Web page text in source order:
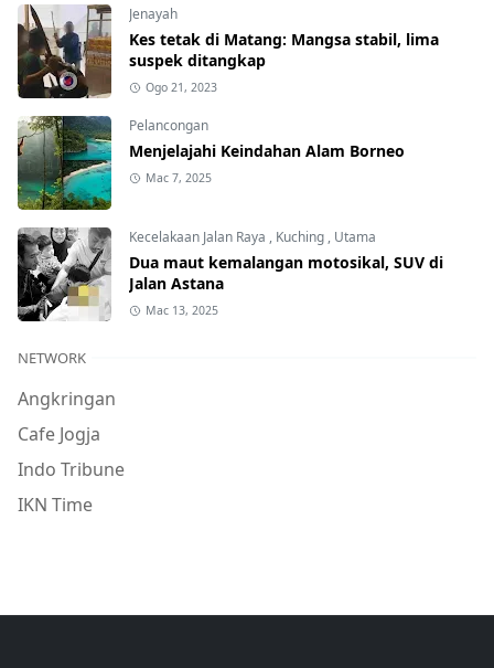
Jenayah
Kes tetak di Matang: Mangsa stabil, lima
suspek ditangkap
Ogo 21, 2023
Pelancongan
Menjelajahi Keindahan Alam Borneo
Mac 7, 2025
Kecelakaan Jalan Raya , Kuching , Utama
Dua maut kemalangan motosikal, SUV di
Jalan Astana
Mac 13, 2025
NETWORK
Angkringan
Cafe Jogja
Indo Tribune
IKN Time